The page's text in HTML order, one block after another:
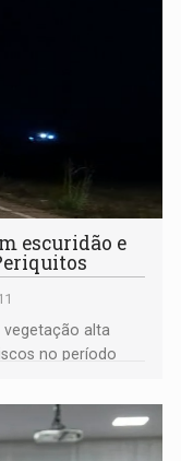
escuridão e
alta
no período